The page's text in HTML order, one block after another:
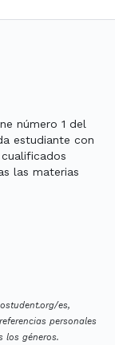
número 1 del
estudiante con
las materias
es,
personales
los géneros.